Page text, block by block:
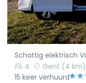
Schattig elektrisch
4
Gent (4 km)
15 keer verhuurd